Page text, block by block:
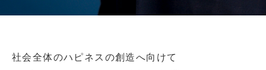
社会全体のハピネスの創造へ向けて